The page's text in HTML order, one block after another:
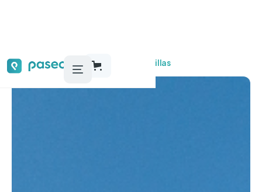
Audioguías, tours y actividades Comillas